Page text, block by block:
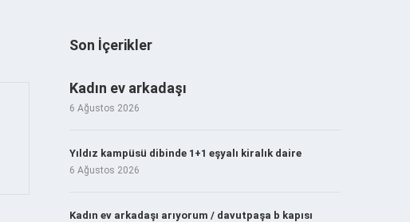
Son İçerikler
Kadın ev arkadaşı
6 Ağustos 2026
Yıldız kampüsü dibinde 1+1 eşyalı kiralık daire
6 Ağustos 2026
Kadın ev arkadaşı arıyorum / davutpaşa b kapısı